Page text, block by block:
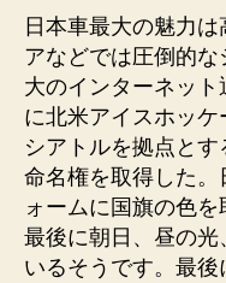
日本車最大の魅力
アなどでは圧倒的
大のインターネッ
に北米アイスホッ
シアトルを拠点と
命名権を取得した
ォームに国旗の色を
最後に朝日、昼の
いるそうです。最